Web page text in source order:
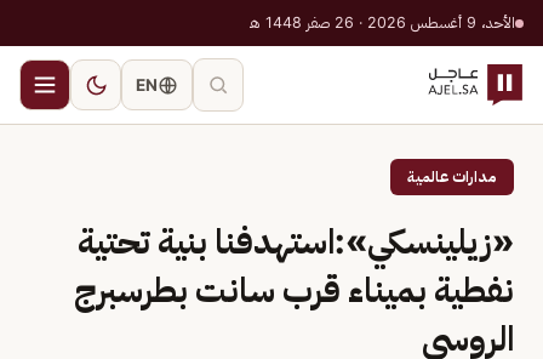
الأحد، 9 أغسطس 2026 · 26 صفر 1448 هـ
EN
مدارات عالمية
«زيلينسكي»:استهدفنا بنية تحتية
نفطية بميناء قرب سانت بطرسبرج
الروسي